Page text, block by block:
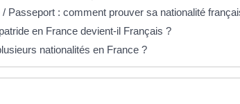
/ Passeport : comment prouver sa nationalité
en France devient-il Français ?
nationalités en France ?